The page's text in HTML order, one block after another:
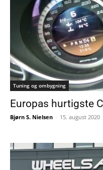
Tuning og ombygning
Europas hurtigste
Bjørn S. Nielsen - 15. august 2020